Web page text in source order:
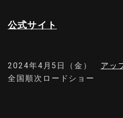
公式サイト
2024年4月5日（金） アッ
全国順次ロードショー